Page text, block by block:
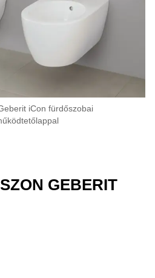
iCon fürdőszobai
GEBERIT